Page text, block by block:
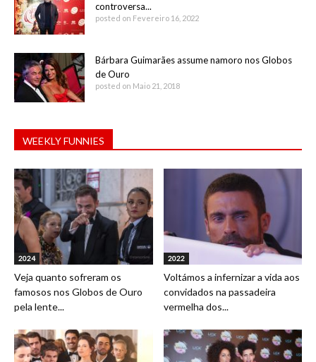
controversa...
posted on Fevereiro 16, 2022
Bárbara Guimarães assume namoro nos Globos
de Ouro
posted on Maio 21, 2018
WEEKLY FUNNIES
2024
Veja quanto sofreram os
famosos nos Globos de Ouro
pela lente...
2022
Voltámos a infernizar a vida aos
convidados na passadeira
vermelha dos...